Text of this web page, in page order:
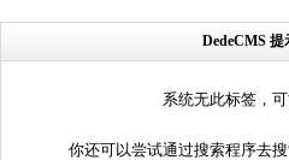
DedeCMS 提
系统无此标签，
你还可以尝试通过搜索程序去搜